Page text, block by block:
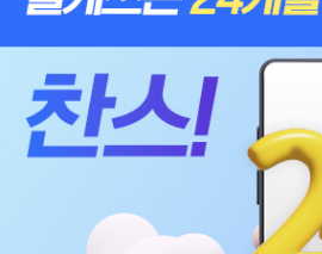
명의도용방지서비스